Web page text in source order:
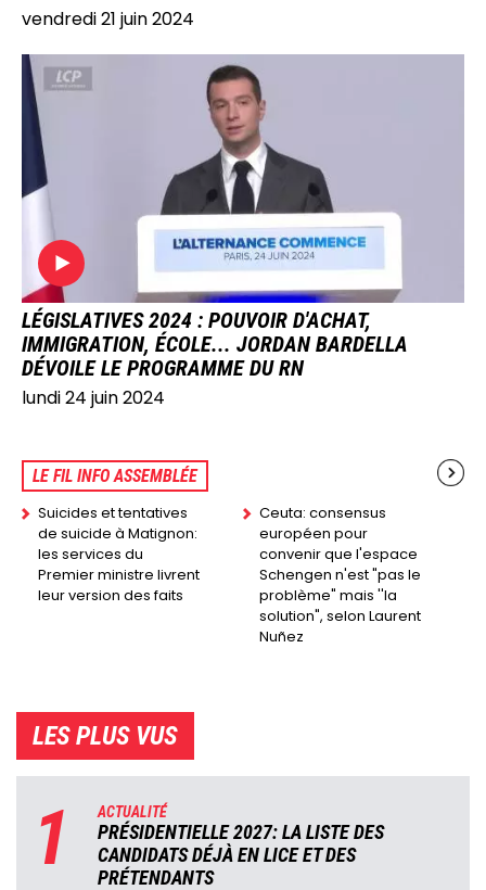
vendredi 21 juin 2024
IMAGE
LÉGISLATIVES 2024 : POUVOIR D'ACHAT,
IMMIGRATION, ÉCOLE... JORDAN BARDELLA
DÉVOILE LE PROGRAMME DU RN
lundi 24 juin 2024
LE FIL INFO ASSEMBLÉE
Suicides et tentatives
de suicide à Matignon:
les services du
Premier ministre livrent
leur version des faits
Ceuta: consensus
européen pour
convenir que l'espace
Schengen n'est "pas le
problème" mais ''la
solution", selon Laurent
Nuñez
LES PLUS VUS
1 ACTUALITÉ
PRÉSIDENTIELLE 2027: LA LISTE DES
CANDIDATS DÉJÀ EN LICE ET DES
PRÉTENDANTS